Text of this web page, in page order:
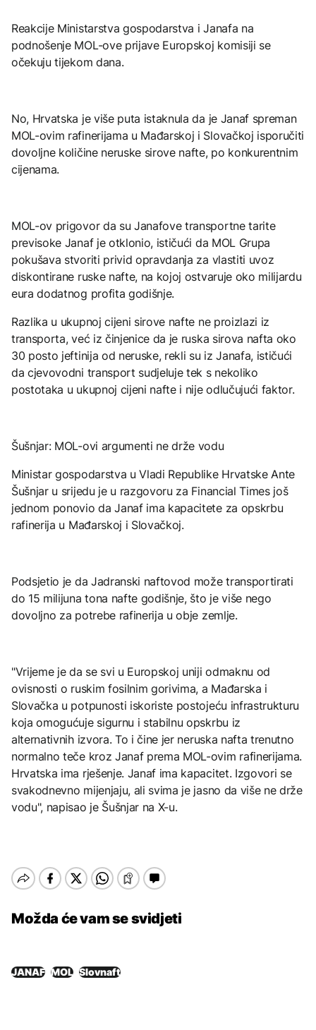
Reakcije Ministarstva gospodarstva i Janafa na
podnošenje MOL-ove prijave Europskoj komisiji se
očekuju tijekom dana.
No, Hrvatska je više puta istaknula da je Janaf spreman
MOL-ovim rafinerijama u Mađarskoj i Slovačkoj isporučiti
dovoljne količine neruske sirove nafte, po konkurentnim
cijenama.
MOL-ov prigovor da su Janafove transportne tarite
previsoke Janaf je otklonio, ističući da MOL Grupa
pokušava stvoriti privid opravdanja za vlastiti uvoz
diskontirane ruske nafte, na kojoj ostvaruje oko milijardu
eura dodatnog profita godišnje.
Razlika u ukupnoj cijeni sirove nafte ne proizlazi iz
transporta, već iz činjenice da je ruska sirova nafta oko
30 posto jeftinija od neruske, rekli su iz Janafa, ističući
da cjevovodni transport sudjeluje tek s nekoliko
postotaka u ukupnoj cijeni nafte i nije odlučujući faktor.
Šušnjar: MOL-ovi argumenti ne drže vodu
Ministar gospodarstva u Vladi Republike Hrvatske Ante
Šušnjar u srijedu je u razgovoru za Financial Times još
jednom ponovio da Janaf ima kapacitete za opskrbu
rafinerija u Mađarskoj i Slovačkoj.
Podsjetio je da Jadranski naftovod može transportirati
do 15 milijuna tona nafte godišnje, što je više nego
dovoljno za potrebe rafinerija u obje zemlje.
"Vrijeme je da se svi u Europskoj uniji odmaknu od
ovisnosti o ruskim fosilnim gorivima, a Mađarska i
Slovačka u potpunosti iskoriste postojeću infrastrukturu
koja omogućuje sigurnu i stabilnu opskrbu iz
alternativnih izvora. To i čine jer neruska nafta trenutno
normalno teče kroz Janaf prema MOL-ovim rafinerijama.
Hrvatska ima rješenje. Janaf ima kapacitet. Izgovori se
svakodnevno mijenjaju, ali svima je jasno da više ne drže
vodu", napisao je Šušnjar na X-u.
Možda će vam se svidjeti
JANAF MOL Slovnaft